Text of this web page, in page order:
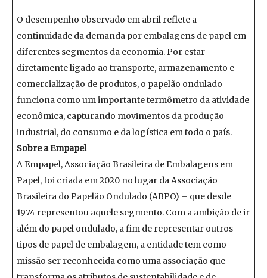
O desempenho observado em abril reflete a
continuidade da demanda por embalagens de papel em
diferentes segmentos da economia. Por estar
diretamente ligado ao transporte, armazenamento e
comercialização de produtos, o papelão ondulado
funciona como um importante termômetro da atividade
econômica, capturando movimentos da produção
industrial, do consumo e da logística em todo o país.
Sobre a Empapel
A Empapel, Associação Brasileira de Embalagens em
Papel, foi criada em 2020 no lugar da Associação
Brasileira do Papelão Ondulado (ABPO) – que desde
1974 representou aquele segmento. Com a ambição de ir
além do papel ondulado, a fim de representar outros
tipos de papel de embalagem, a entidade tem como
missão ser reconhecida como uma associação que